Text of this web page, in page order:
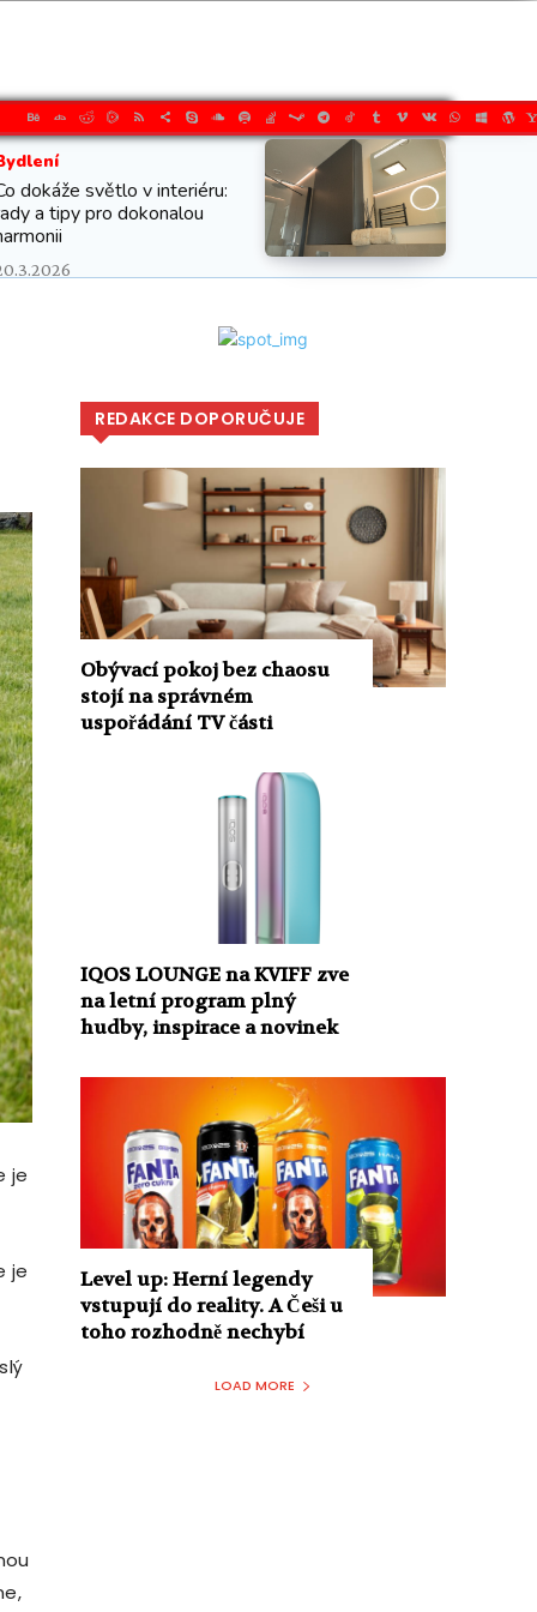
dokáže světlo v interiéru:
a tipy pro dokonalou
je
je
REDAKCE DOPORUČUJE
Obývací pokoj bez chaosu
stojí na správném
uspořádání TV části
IQOS LOUNGE na KVIFF zve
na letní program plný
hudby, inspirace a novinek
Level up: Herní legendy
vstupují do reality. A Češi u
toho rozhodně nechybí
LOAD MORE